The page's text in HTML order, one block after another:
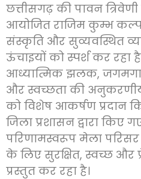
छत्तीसगढ़ की पावन
आयोजित राजिम कुम्भ कल्प
संस्कृति और सुव्यवस्थित
ऊंचाइयों को स्पर्श कर रहा
आध्यात्मिक झलक,
और स्वच्छता की
को विशेष आकर्षण प्रदान
जिला प्रशासन द्वारा किए
परिणामस्वरूप मेला
के लिए सुरक्षित, स्वच्छ और
प्रस्तुत कर रहा है।